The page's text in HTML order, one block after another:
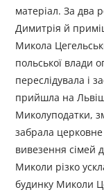
матеріал. За два
Димитрія й
Микола
польської влади
переслідувала і
прийшла на
Миколуподатки,
забрала
вивезення сімей
Миколи різко
будинку Миколи